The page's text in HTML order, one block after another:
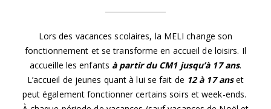
Lors des vacances scolaires, la MELI change son
fonctionnement et se transforme en accueil de loisirs. Il
accueille les enfants à partir du CM1 jusqu’à 17 ans.
L’accueil de jeunes quant à lui se fait de 12 à 17 anset
peut également fonctionner certains soirs et week-ends.